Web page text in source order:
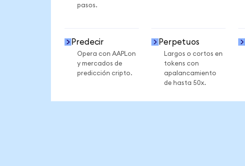
pasos.
Predecir
Opera con AAPLon
y mercados de
predicción cripto.
Perpetuos
Largos o cortos en
tokens con
apalancamiento
de hasta 50x.